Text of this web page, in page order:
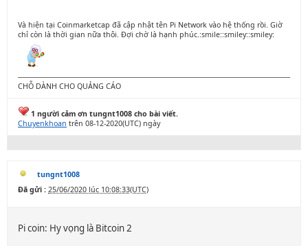
Và hiện tại Coinmarketcap đã cập nhật tên Pi Network vào hệ thống rồi. Giờ
chỉ còn là thời gian nữa thôi. Đợi chờ là hạnh phúc.:smile::smiley::smiley:
CHỖ DÀNH CHO QUẢNG CÁO
1 người cảm ơn tungnt1008 cho bài viết.
Chuyenkhoan trên 08-12-2020(UTC) ngày
tungnt1008
Đã gửi : 25/06/2020 lúc 10:08:33(UTC)
Pi coin: Hy vọng là Bitcoin 2